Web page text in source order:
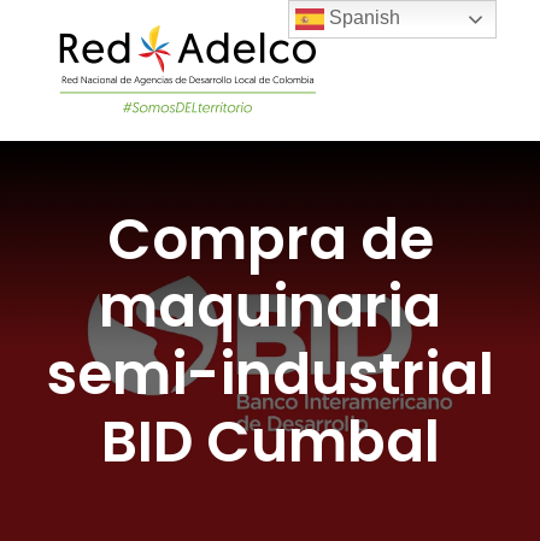
PROYECTOS DEL
NOTICIAS
Compra de
maquinaria
semi-industrial
BID Cumbal
Spanish